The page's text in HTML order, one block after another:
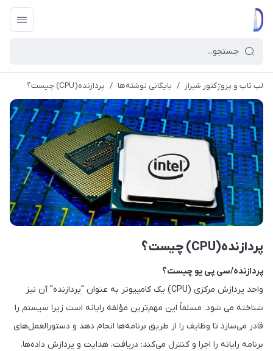
لپ تاپ و پروژکتور شیراز / بایگانی نوشته‌ها / پردازنده(CPU) چیست؟
پردازنده(CPU) چیست؟
پردازنده/سی پی یو چیست؟
واحد پردازش مرکزی (CPU) یک کامپیوتر به عنوان "پردازنده" آن نیز
شناخته می شود. مسلماً این مهم‌ترین مؤلفه رایانه است زیرا سیستم را
قادر می‌سازد تا وظایف را از طریق برنامه‌ها انجام دهد و دستورالعمل‌های
برنامه رایانه را اجرا و کنترل می‌کند: دریافت، هدایت و پردازش داده‌ها.